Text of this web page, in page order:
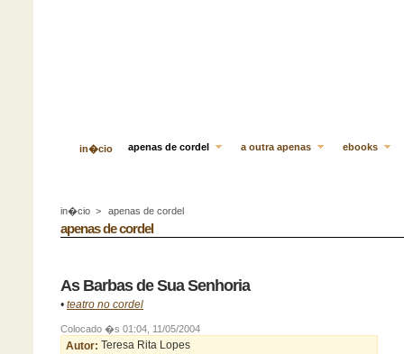
in�cio apenas de cordel a outra apenas ebooks
in�cio > apenas de cordel
apenas de cordel
As Barbas de Sua Senhoria
• teatro no cordel
Colocado �s 01:04, 11/05/2004
Autor: Teresa Rita Lopes